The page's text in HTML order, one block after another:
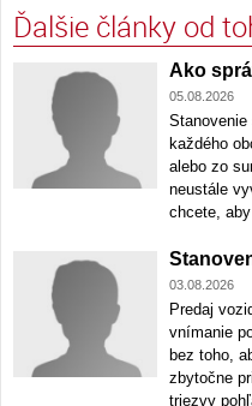
Ďalšie články od
Ako
05.08.2026
Stanovenie
každého
alebo zo
neustále
chcete,
03.08.2026
Predaj
vnímanie
bez toho,
zbytočne
triezvy